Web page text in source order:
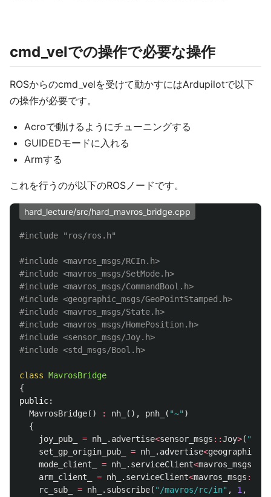
cmd_velでの操作で必要な操作
ROSからのcmd_velを受けて動かすにはArdupilotで以下
の操作が必要です。
Acroで動けるようにチューニングする
GUIDEDモードに入れる
Armする
これを行うのが以下のROSノードです。
hard_lecture/src/hard_mavros_bridge.cpp
#include "ros/ros.h"
#include <mavros_msgs/RCIn.h>
#include <mavros_msgs/SetMode.h>
#include <mavros_msgs/CommandBool.h>
#include <geographic_msgs/GeoPointStamped.h>
#include <mavros_msgs/State.h>
#include <mavros_msgs/HomePosition.h>
#include <sensor_msgs/Joy.h>
#include <std_msgs/Bool.h>
class MavrosBridge
{
public:
MavrosBridge() : nh_ (), pnh_ ( "~" )
{
joy_pub_
= nh_ . advertise<sensor_msgs ::Joy>( "/
set_gp_origin_pub_
= nh_ . advertise<
mode_client_
= nh_ . serviceClient<mavros_msgs
arm_client_
= nh_ . serviceClient<mavros_msgs ::
rc_sub_
= nh_ . subscribe( "/mavros/rc/in" , 1 ,